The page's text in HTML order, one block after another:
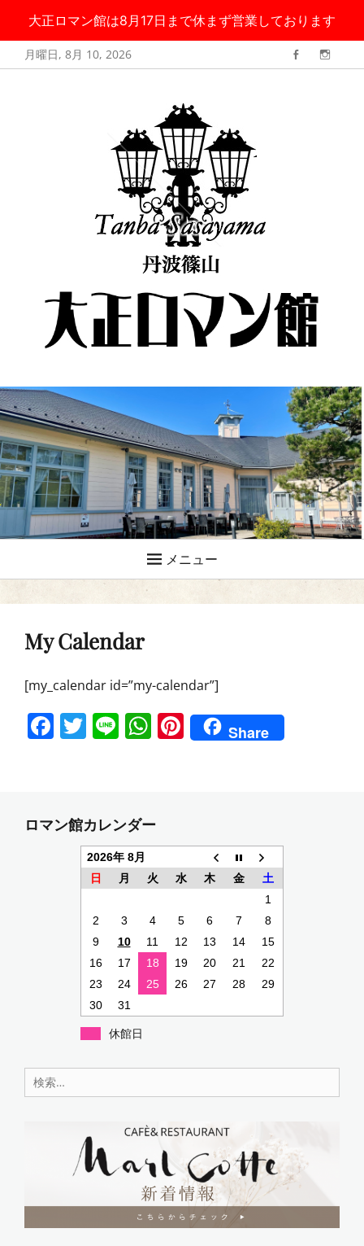
大正ロマン館は8月17日まで休まず営業しております
ン
月曜日, 8月 10, 2026 Facebook
マン館
メニュー
My Calendar
[my_calendar id=”my-calendar”]
F
b
T Li W
A
p
p
Pi
nt
Share
ロマン館カレンダー
2026年 8月
日
月 火 水 木 金
土
1
2
3 4 5 6 7
8
9
10 11 12 13 14
15
16
17 18 19 20 21
22
23
24 25 26 27 28
29
30
31
休館日
検
索: